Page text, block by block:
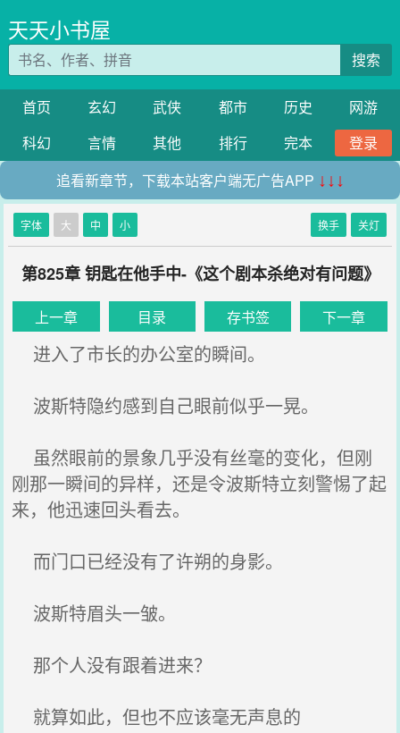
天天小书屋
搜索
首页 玄幻 武侠 都市 历史
网游
科幻
言情 其他 排行 完本
登录
追看新章节，下载本站客户端无广告APP ↓↓↓
字体 大 中 小 换手 关灯
第825章 钥匙在他手中-《这个剧本杀绝对有问题》
上一章 目录 存书签 下一章
进入了市长的办公室的瞬间。
波斯特隐约感到自己眼前似乎一晃。
虽然眼前的景象几乎没有丝毫的变化，但刚
刚那一瞬间的异样，还是令波斯特立刻警惕了起
来，他迅速回头看去。
而门口已经没有了许朔的身影。
波斯特眉头一皱。
那个人没有跟着进来？
就算如此，但也不应该毫无声息的